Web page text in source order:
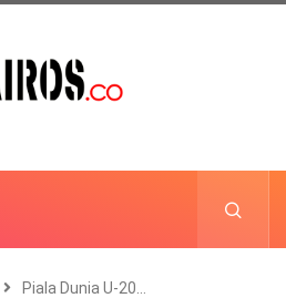
Piala Dunia U-20…